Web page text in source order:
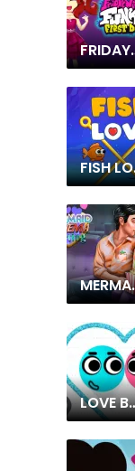
FRIDAY